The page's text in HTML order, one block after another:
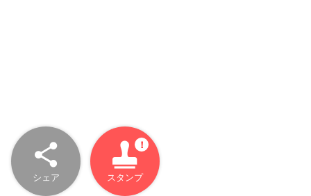
シェア スタンプ